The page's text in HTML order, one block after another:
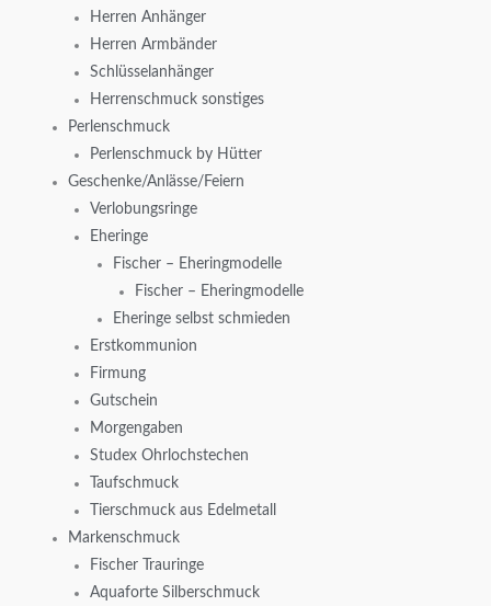
Herren Anhänger
Herren Armbänder
Schlüsselanhänger
Herrenschmuck sonstiges
Perlenschmuck
Perlenschmuck by Hütter
Geschenke/Anlässe/Feiern
Verlobungsringe
Eheringe
Fischer – Eheringmodelle
Fischer – Eheringmodelle
Eheringe selbst schmieden
Erstkommunion
Firmung
Gutschein
Morgengaben
Studex Ohrlochstechen
Taufschmuck
Tierschmuck aus Edelmetall
Markenschmuck
Fischer Trauringe
Aquaforte Silberschmuck